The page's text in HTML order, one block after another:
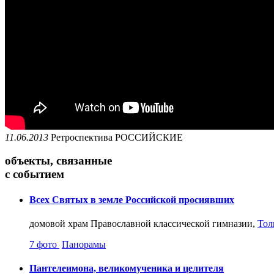
11.06.2013 Ретроспектива РОССИЙСКИЕ
объекты, связанные
с событием
Всех Святых в земле Российской просиявших
домовой храм Православной классической гимназии,
7 фото Панорамы
Пантелеимона, великомученика и целителя